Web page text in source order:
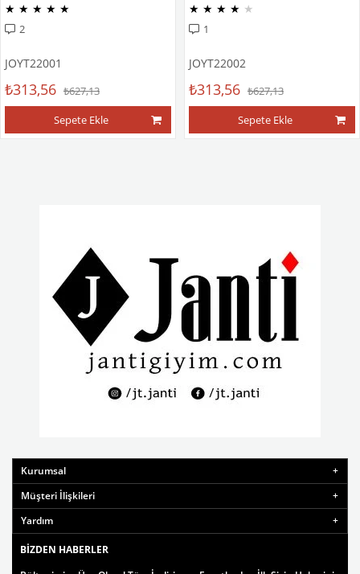
★ ★ ★ ★ ★
2
JOYT22001
₺313,56 ₺627,13
Sepete Ekle
★ ★ ★ ★ ★
1
JOYT22002
₺313,56 ₺627,13
Sepete Ekle
Kurumsal
Müşteri İlişkileri
Yardım
BIZDEN HABERLER